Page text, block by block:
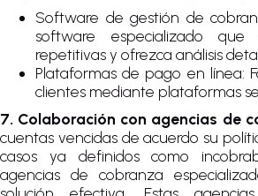
Software de gestión de
software especializado que
repetitivas y ofrezca análisis
Plataformas de pago en línea:
clientes mediante plataformas
7. Colaboración con agencias de
cuentas vencidas de acuerdo su
casos ya definidos como
agencias de cobranza